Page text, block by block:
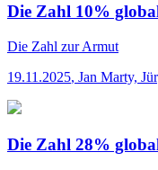
Die Zahl 10%
Die Zahl zur Armut
19.11.2025, Jan Marty,
Die Zahl 28%